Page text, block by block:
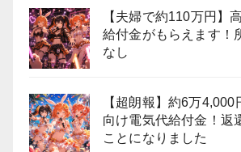
【夫婦で約110万円】
給付金がもらえます！
なし
【超朗報】約6万
向け電気代給付金！返
ことになりました